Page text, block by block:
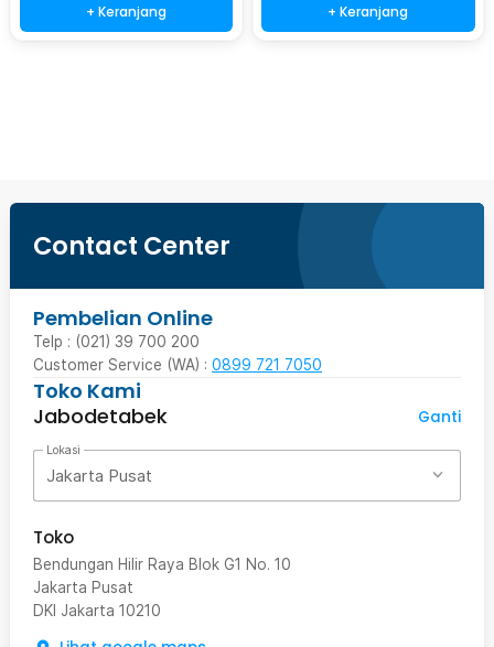
+ Keranjang + Keranjang
Contact Center
Pembelian Online
Telp : (021) 39 700 200
Customer Service (WA) : 0899 721 7050
Toko Kami
Jabodetabek
Ganti
Lokasi
Jakarta Pusat
Toko
Bendungan Hilir Raya Blok G1 No. 10
Jakarta Pusat
DKI Jakarta 10210